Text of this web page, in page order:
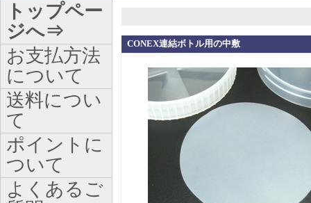
CONEX連結ボトル用の中敷
トップペー
ジへ⇒
お支払方法
について
送料につい
て
ポイントに
ついて
よくあるご